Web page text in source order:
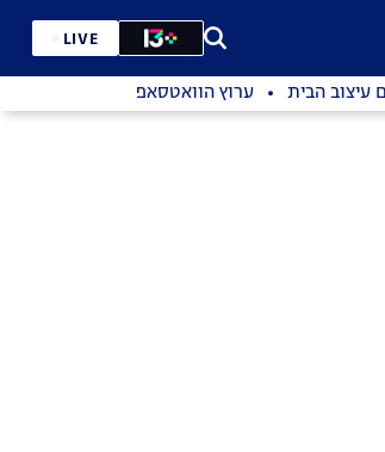
LIVE
עיצוב הבית ערוץ הוואטסאפ